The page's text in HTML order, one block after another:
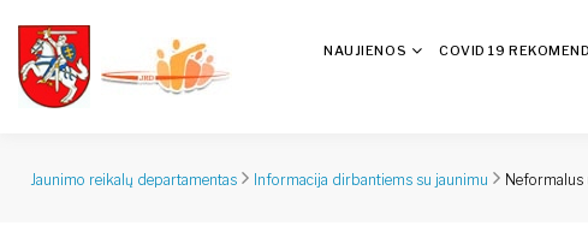
NAUJIENOS COVID 19
Jaunimo reikalų departamentas Informacija dirbantiems su jaunimu Neformalus